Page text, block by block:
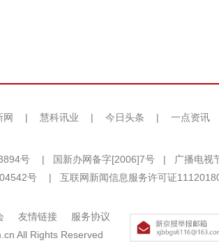
网 | 慧科讯业 | 今日头条 | 一点资讯
号 | 国新办网备字[2006]7号 |
广播电视
号
| 互联网新闻信息服务许可证
友情链接
服务协议
All Rights Reserved